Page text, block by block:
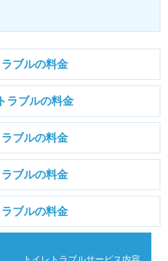
ラブルの料金
ラブルの料金
ブルの料金
ブルの料金
ブルの料金